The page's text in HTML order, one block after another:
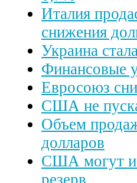
Италия
снижения
Украина
Финансовые
Евросоюз
CША не
Объем
долларов
США могут
резерв